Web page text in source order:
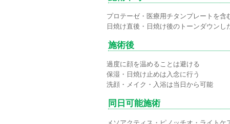
プロテーゼ・医療用チタンプレートを
日焼け直後・日焼け後のトーンダウンし
施術後
過度に顔を温めることは避ける
保湿・日焼け止めは入念に行う
洗顔・メイク・入浴は当日から可能
同日可能施術